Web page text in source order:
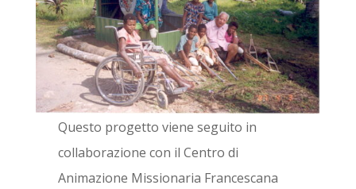
Questo progetto viene seguito in
collaborazione con il Centro di
Animazione Missionaria Francescana